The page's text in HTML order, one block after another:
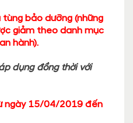
bảo dưỡng (những
giảm theo danh mục
hành).
dụng đồng thời với
ngày 15/04/2019 đến